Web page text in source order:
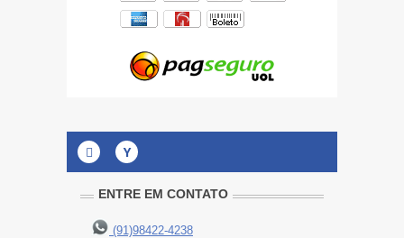
Y
ENTRE EM CONTATO
(91)98422-4238